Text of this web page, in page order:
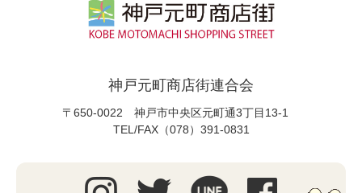
神戸元町商店街連合会
〒650-0022 神戸市中央区元町通3丁目13-1
TEL/FAX（078）391-0831